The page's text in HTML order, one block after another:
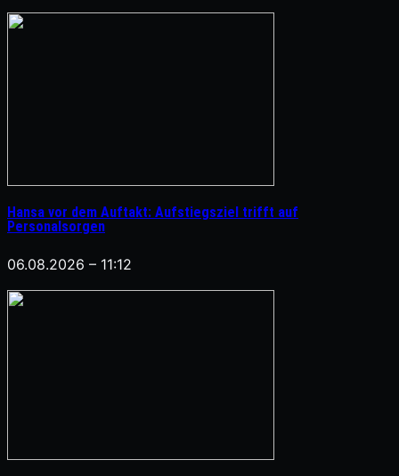
Hansa vor dem Auftakt: Aufstiegsziel trifft auf
Personalsorgen
06.08.2026 – 11:12